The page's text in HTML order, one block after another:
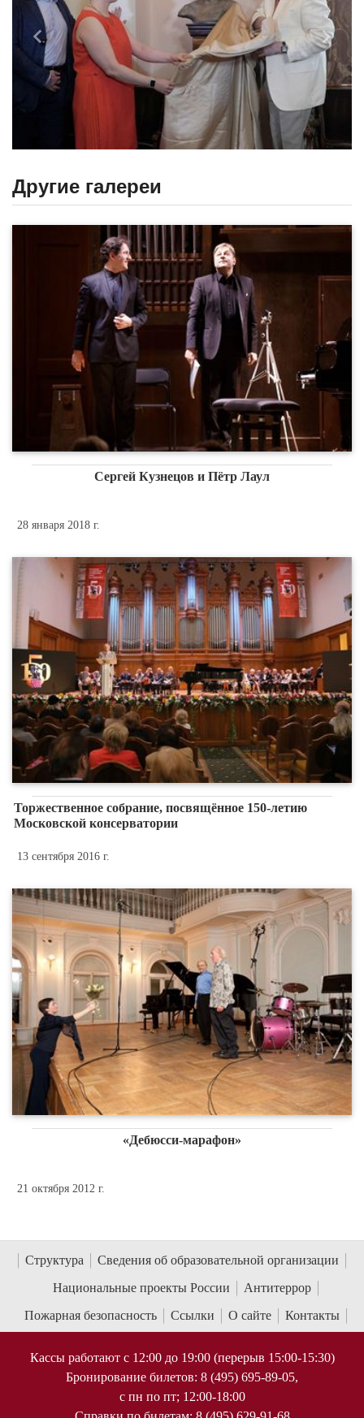
Назад
Другие галереи
Сергей Кузнецов и Пётр Лаул
28 января 2018 г.
Торжественное собрание, посвящённое 150-летию
Московской консерватории
13 сентября 2016 г.
«Дебюсси-марафон»
21 октября 2012 г.
Структура
Сведения об образовательной организации
Национальные проекты России
Антитеррор
Пожарная безопасность
Ссылки О сайте Контакты
Кассы работают с 12:00 до 19:00 (перерыв 15:00-15:30)
Бронирование билетов: 8 (495) 695-89-05,
с пн по пт; 12:00-18:00